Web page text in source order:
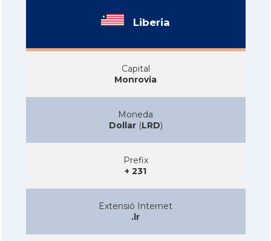
Liberia
Capital
Monrovia
Moneda
Dollar(LRD)
Prefix
+ 231
Extensió Internet
.lr